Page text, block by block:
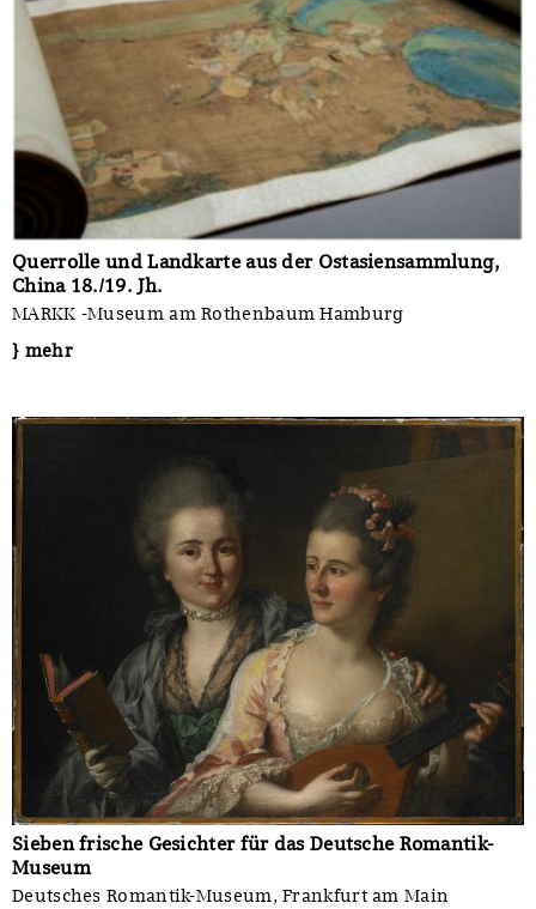
Querrolle und Landkarte aus der Ostasiensammlung,
China 18./19. Jh.
MARKK -Museum am Rothenbaum Hamburg
} mehr
Sieben frische Gesichter für das Deutsche Romantik-
Museum
Deutsches Romantik-Museum, Frankfurt am Main